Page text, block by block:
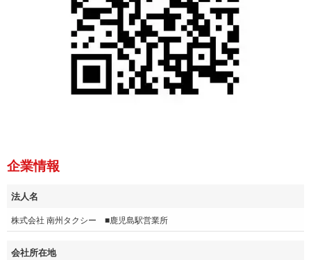
企業情報
法人名
株式会社 南州タクシー ■鹿児島駅営業所
会社所在地